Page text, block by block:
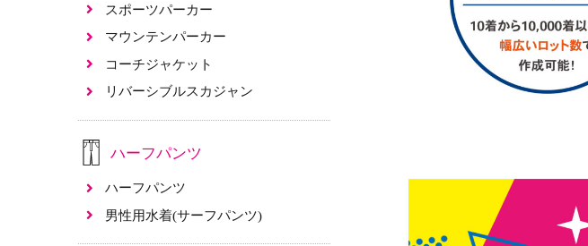
スポーツパーカー
マウンテンパーカー
コーチジャケット
リバーシブルスカジャン
ハーフパンツ
ハーフパンツ
男性用水着(サーフパンツ)